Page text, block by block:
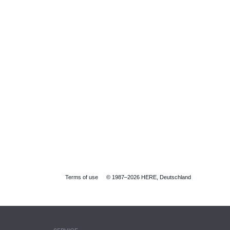
Terms of use © 1987–2026 HERE, Deutschland